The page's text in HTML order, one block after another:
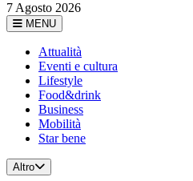
7 Agosto 2026
MENU
Attualità
Eventi e cultura
Lifestyle
Food&drink
Business
Mobilità
Star bene
Altro